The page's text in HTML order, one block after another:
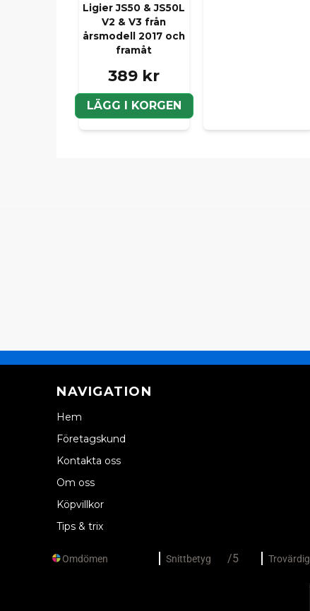
Ligier JS50 & JS50L
V2 & V3 från
årsmodell 2017 och
framåt
389 kr
LÄGG I KORGEN
NAVIGATION
Hem
Företagskund
Kontakta oss
Om oss
Köpvillkor
Tips & trix